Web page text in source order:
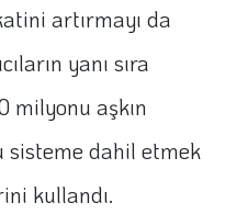
artırmayı da
yanı sıra
milyonu aşkın
sisteme dahil etmek
kullandı.